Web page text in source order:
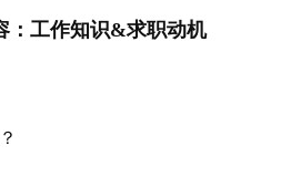
：工作知识&求职动机